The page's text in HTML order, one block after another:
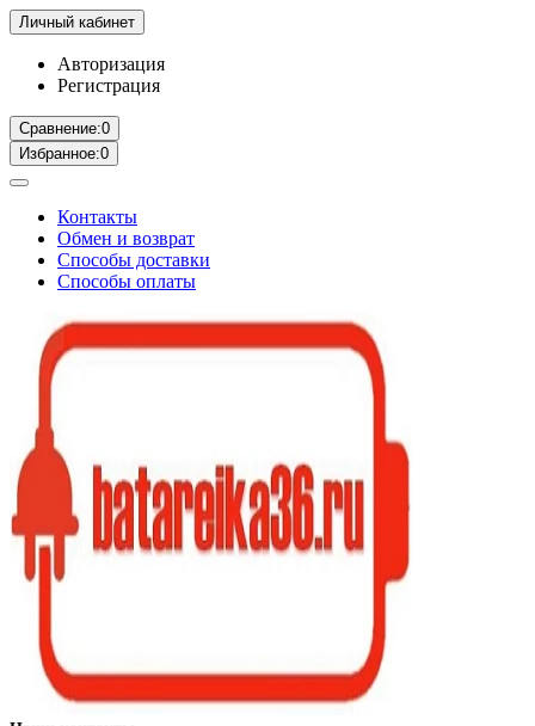
Личный кабинет
Авторизация
Регистрация
Сравнение:0
Избранное:0
Контакты
Обмен и возврат
Способы доставки
Способы оплаты